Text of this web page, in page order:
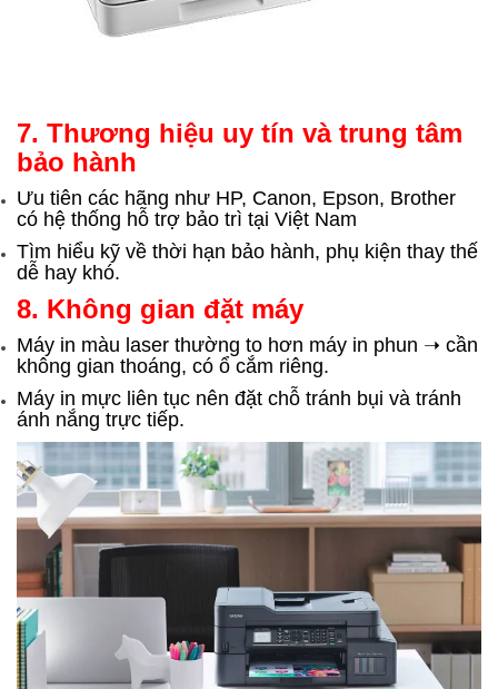
7. Thương hiệu uy tín và trung tâm
bảo hành
Ưu tiên các hãng như HP, Canon, Epson, Brother
có hệ thống hỗ trợ bảo trì tại Việt Nam
Tìm hiểu kỹ về thời hạn bảo hành, phụ kiện thay thế
dễ hay khó.
8. Không gian đặt máy
Máy in màu laser thường to hơn máy in phun ➝ cần
không gian thoáng, có ổ cắm riêng.
Máy in mực liên tục nên đặt chỗ tránh bụi và tránh
ánh nắng trực tiếp.